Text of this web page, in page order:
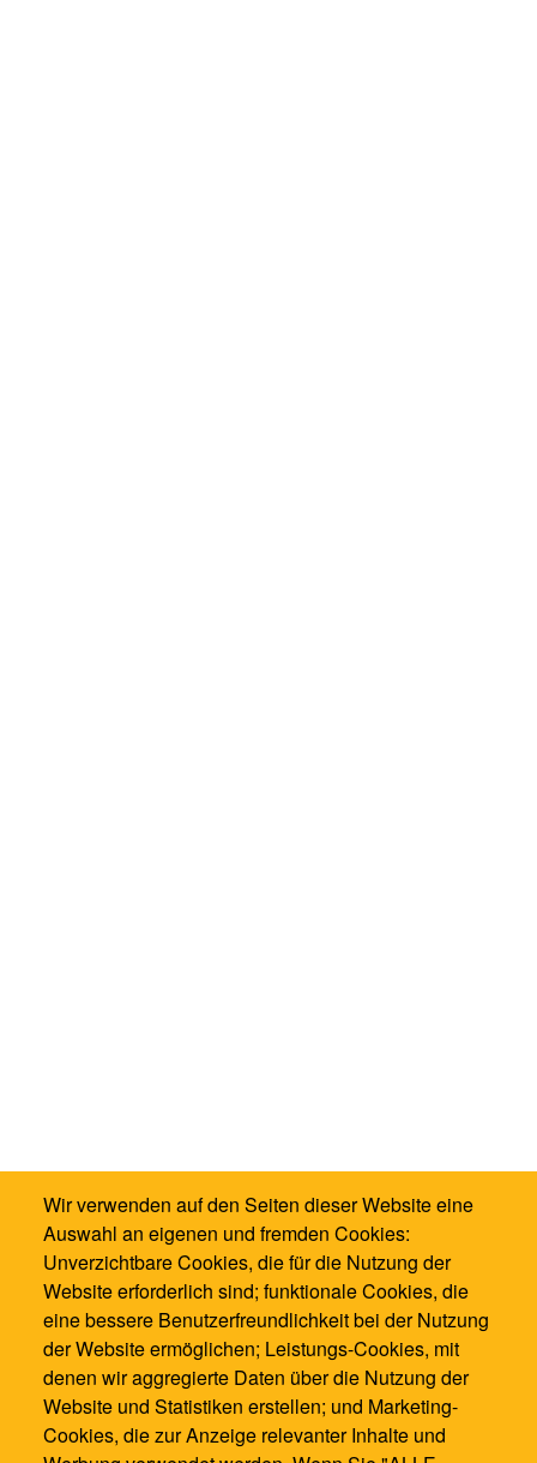
Wir verwenden auf den Seiten dieser Website eine
Auswahl an eigenen und fremden Cookies:
Unverzichtbare Cookies, die für die Nutzung der
Website erforderlich sind; funktionale Cookies, die
eine bessere Benutzerfreundlichkeit bei der Nutzung
der Website ermöglichen; Leistungs-Cookies, mit
denen wir aggregierte Daten über die Nutzung der
Website und Statistiken erstellen; und Marketing-
Cookies, die zur Anzeige relevanter Inhalte und